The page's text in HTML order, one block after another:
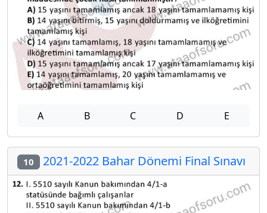
A B C D E
10 2021-2022 Bahar Dönemi Final Sınavı